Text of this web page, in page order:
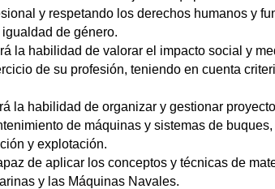
y respetando los derechos humanos y
de género.
la habilidad de valorar el impacto social y
de su profesión, teniendo en cuenta
la habilidad de organizar y gestionar
de máquinas y sistemas de
y explotación.
de aplicar los conceptos y técnicas de
y las Máquinas Navales.